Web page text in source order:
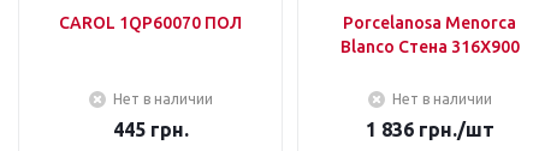
CAROL 1QP60070 ПОЛ
Нет в наличии
445грн.
Porcelanosa Menorca
Blanco Стена 316Х900
Нет в наличии
1 836грн./шт